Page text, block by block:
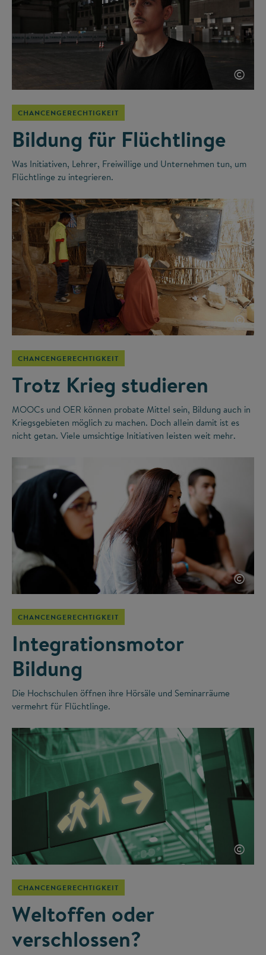
©
CHANCENGERECHTIGKEIT
Bildung für Flüchtlinge
Was Initiativen, Lehrer, Freiwillige und Unternehmen tun, um
Flüchtlinge zu integrieren.
©
CHANCENGERECHTIGKEIT
Trotz Krieg studieren
MOOCs und OER können probate Mittel sein, Bildung auch in
Kriegsgebieten möglich zu machen. Doch allein damit ist es
nicht getan. Viele umsichtige Initiativen leisten weit mehr.
©
CHANCENGERECHTIGKEIT
Integrationsmotor
Bildung
Die Hochschulen öffnen ihre Hörsäle und Seminarräume
vermehrt für Flüchtlinge.
©
CHANCENGERECHTIGKEIT
Weltoffen oder
verschlossen?